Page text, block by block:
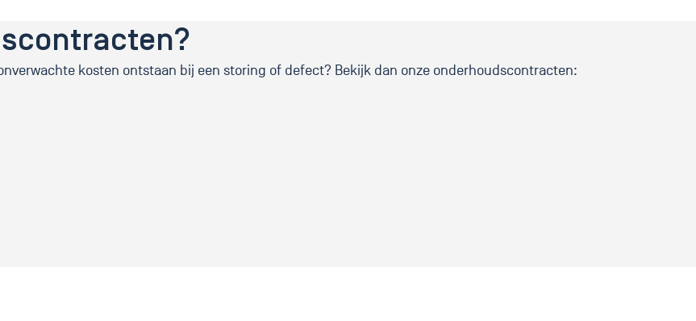
kosten ontstaan bij een storing of defect? Bekijk dan onze onderhoudscontracten: